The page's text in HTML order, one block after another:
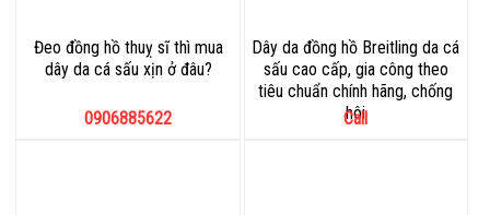
Đeo đồng hồ thuỵ sĩ thì mua
dây da cá sấu xịn ở đâu?
0906885622
Dây da đồng hồ Breitling da cá
sấu cao cấp, gia công theo
tiêu chuẩn chính hãng, chống
hôi
Call